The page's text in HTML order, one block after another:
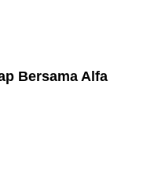
Bersama Alfa